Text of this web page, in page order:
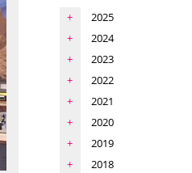
2025
2024
2023
2022
2021
2020
2019
2018